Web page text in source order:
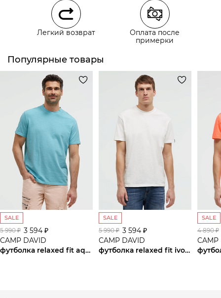
Курьерская доставка СДЭК
Самовывоз из пункта выдачи СДЭК
Легкий возврат
Оплата после
примерки
Популярные товары
SALE
5 990 ₽ 3 594 ₽
CAMP DAVID
футболка relaxed fit aqua
SALE
5 990 ₽ 3 594 ₽
CAMP DAVID
футболка relaxed fit ivory
SALE
4 890 ₽
CAMP